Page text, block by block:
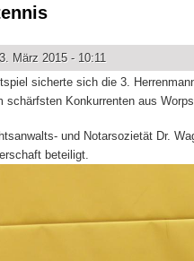
März 2015 - 10:11
sicherte sich die 3.
Konkurrenten aus
und Notarsozietät Dr.
beteiligt.